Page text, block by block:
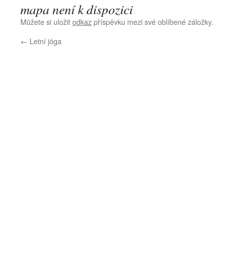
mapa není k dispozici
Můžete si uložitodkazpříspěvku mezi své oblíbené záložky.
← Letní jóga